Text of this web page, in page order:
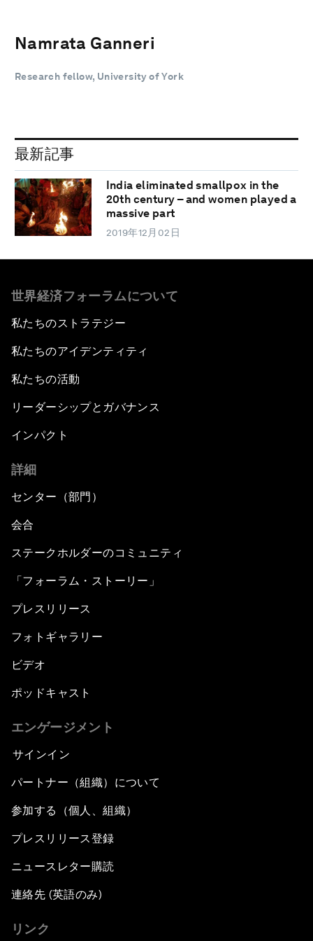
Namrata Ganneri
Research fellow, University of York
最新記事
India eliminated smallpox in the
20th century – and women played a
massive part
2019年12月02日
世界経済フォーラムについて
私たちのストラテジー
私たちのアイデンティティ
私たちの活動
リーダーシップとガバナンス
インパクト
詳細
センター（部門）
会合
ステークホルダーのコミュニティ
「フォーラム・ストーリー」
プレスリリース
フォトギャラリー
ビデオ
ポッドキャスト
エンゲージメント
サインイン
パートナー（組織）について
参加する（個人、組織）
プレスリリース登録
ニュースレター購読
連絡先 (英語のみ)
リンク